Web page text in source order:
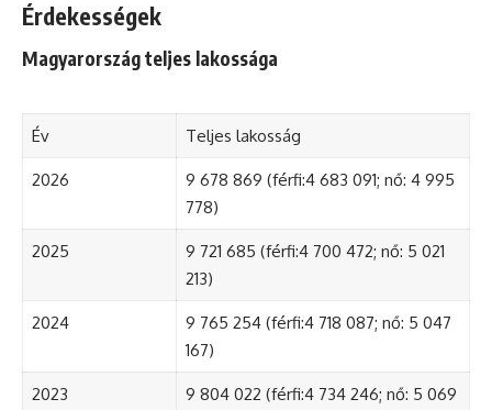
Érdekességek
Magyarország teljes lakossága
Év Teljes lakosság
2026
9 678 869 (férfi:4 683 091; nő: 4 995
778)
2025
9 721 685 (férfi:4 700 472; nő: 5 021
213)
2024
9 765 254 (férfi:4 718 087; nő: 5 047
167)
2023
9 804 022 (férfi:4 734 246; nő: 5 069